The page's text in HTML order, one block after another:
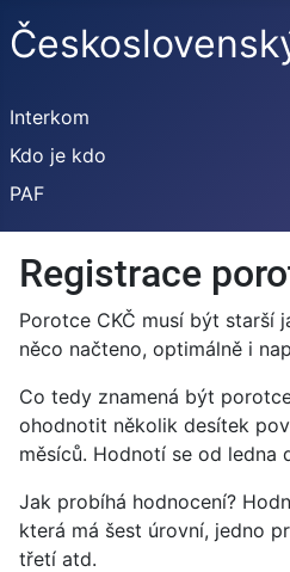
Interkom
Kdo je kdo
PAF
Registrace
Porotce CKČ musí být starší
něco načteno, optimálně i
Co tedy znamená být
ohodnotit několik desítek
měsíců. Hodnotí se od ledna
Jak probíhá hodnocení?
která má šest úrovní, jedno
třetí atd.